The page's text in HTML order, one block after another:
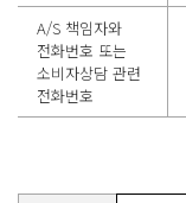
A/S 책임자와
전화번호 또는
소비자상담 관련
전화번호